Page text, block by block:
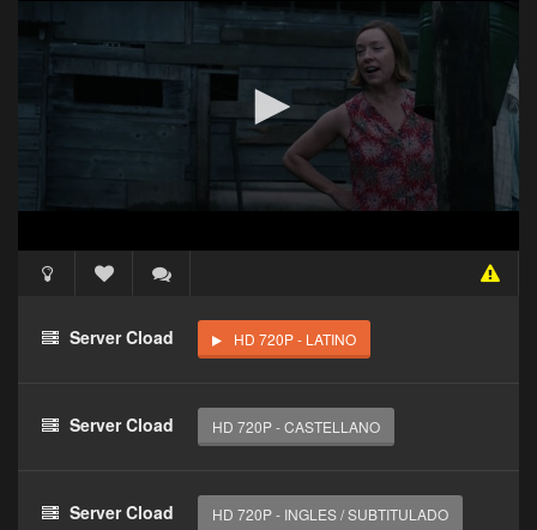
Haz clic 3 veces en el botón para desbloquear este
reproductor
Clic 1 - Abrir primer enlace
El acceso expira en 1 hora
Server Cload HD 720P - LATINO
Server Cload HD 720P - CASTELLANO
Server Cload HD 720P - INGLES / SUBTITULADO